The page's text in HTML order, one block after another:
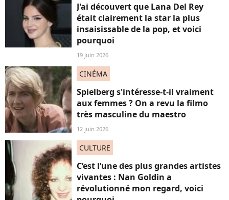
J'ai découvert que Lana Del Rey
était clairement la star la plus
insaisissable de la pop, et voici
pourquoi
19 juin 2026
CINÉMA
Spielberg s'intéresse-t-il vraiment
aux femmes ? On a revu la filmo
très masculine du maestro
12 juin 2026
CULTURE
C’est l’une des plus grandes artistes
vivantes : Nan Goldin a
révolutionné mon regard, voici